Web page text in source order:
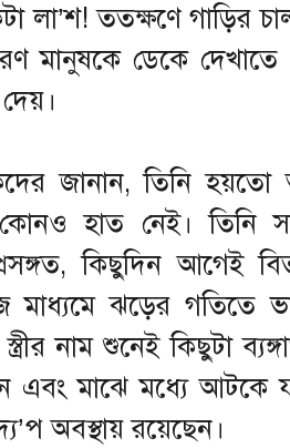
লা’শ! ততক্ষণে গাড়ির
মানুষকে ডেকে
জানান, তিনি
হাত নেই। তিনি
কিছুদিন আগেই
ঝড়ের গতিতে
নাম শুনেই কিছুটা
এবং মাঝে মধ্যে আটকে
অবস্থায় রয়েছেন।